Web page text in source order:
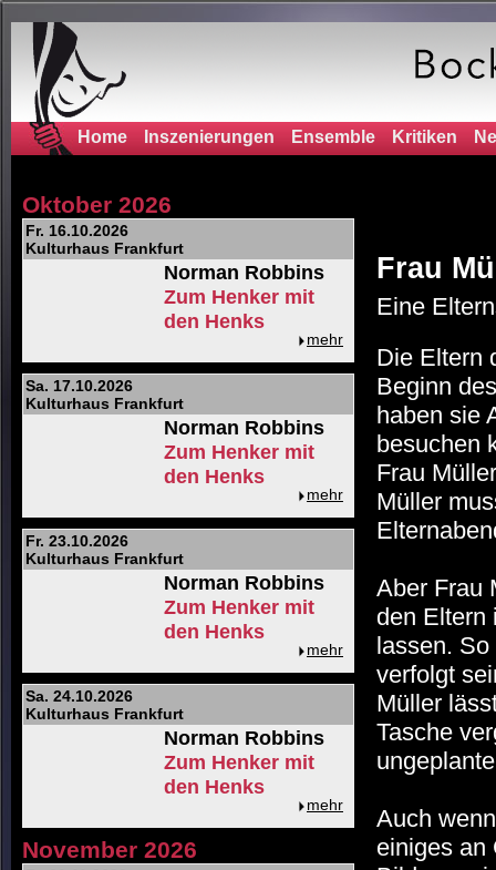
Home Inszenierungen Ensemble Kritiken
Oktober 2026
Fr. 16.10.2026
Kulturhaus Frankfurt
Norman Robbins
Zum Henker mit
den Henks
mehr
Sa. 17.10.2026
Kulturhaus Frankfurt
Norman Robbins
Zum Henker mit
den Henks
mehr
Fr. 23.10.2026
Kulturhaus Frankfurt
Norman Robbins
Zum Henker mit
den Henks
mehr
Sa. 24.10.2026
Kulturhaus Frankfurt
Norman Robbins
Zum Henker mit
den Henks
mehr
November 2026
Frau
Eine
Die Eltern
Beginn
haben sie
besuchen
Frau
Müller
Aber Frau
den Eltern
lassen.
verfolgt
Müller
Tasche
Auch
einiges an